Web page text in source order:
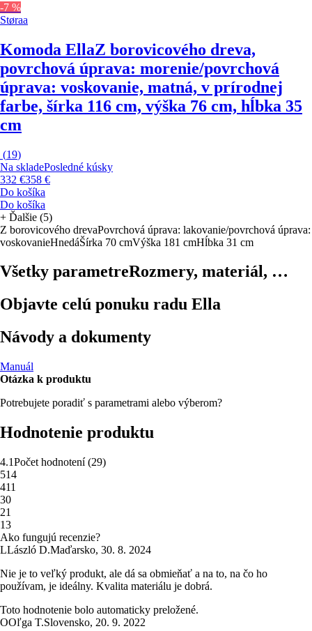
-7 %
Støraa
Komoda EllaZ borovicového dreva,
povrchová úprava: morenie/povrchová
úprava: voskovanie, matná, v prírodnej
farbe, šírka 116 cm, výška 76 cm, hĺbka 35
cm
(19)
Na skladePosledné kúsky
332 €358 €
Do košíka
Do košíka
+ Ďalšie (5)
Z borovicového drevaPovrchová úprava: lakovanie/povrchová úprava:
voskovanieHnedáŠírka 70 cmVýška 181 cmHĺbka 31 cm
Všetky parametreRozmery, materiál, …
Objavte celú ponuku radu Ella
Návody a dokumenty
Manuál
Otázka k produktu
Potrebujete poradiť s parametrami alebo výberom?
Hodnotenie produktu
4.1Počet hodnotení(29)
514
411
30
21
13
Ako fungujú recenzie?
LLászló D.Maďarsko, 30. 8. 2024
Nie je to veľký produkt, ale dá sa obmieňať a na to, na čo ho
používam, je ideálny. Kvalita materiálu je dobrá.
Toto hodnotenie bolo automaticky preložené.
OOľga T.Slovensko, 20. 9. 2022